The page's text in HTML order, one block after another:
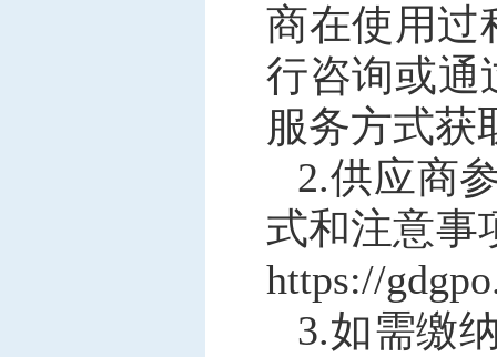
商在使用过
行咨询或通
服务方式获
2.供应商
式和注意事
https://
3.如需缴